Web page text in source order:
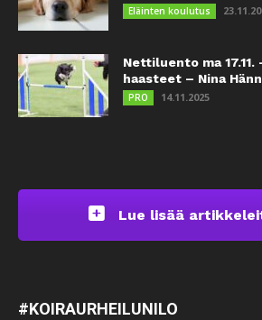
Eläinten koulutus
Nettiluento ma 17.11.
haasteet – Nina
PRO 14.11.2025
Lue lisää
#KOIRAURHEILUNILO